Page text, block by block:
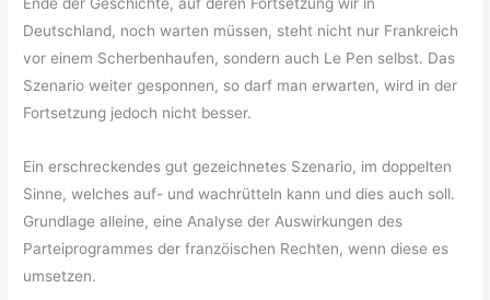
Deutschland, noch warten müssen, steht nicht nur Frankreich
vor einem Scherbenhaufen, sondern auch Le Pen selbst. Das
Szenario weiter gesponnen, so darf man erwarten, wird in der
Fortsetzung jedoch nicht besser.
Ein erschreckendes gut gezeichnetes Szenario, im doppelten
Sinne, welches auf- und wachrütteln kann und dies auch soll.
Grundlage alleine, eine Analyse der Auswirkungen des
Parteiprogrammes der franzöischen Rechten, wenn diese es
umsetzen.